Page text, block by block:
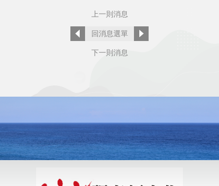
上一則消息
回消息選單
下一則消息